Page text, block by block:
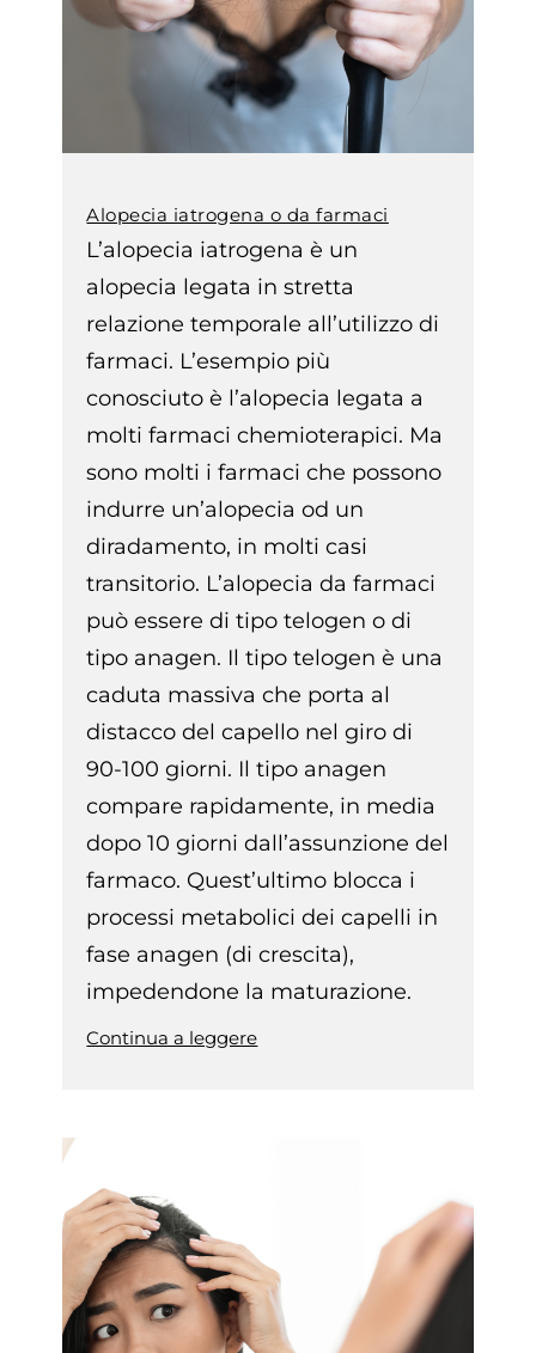
Alopecia iatrogena o da farmaci
L’alopecia iatrogena è un
alopecia legata in stretta
relazione temporale all’utilizzo di
farmaci. L’esempio più
conosciuto è l’alopecia legata a
molti farmaci chemioterapici. Ma
sono molti i farmaci che possono
indurre un’alopecia od un
diradamento, in molti casi
transitorio. L’alopecia da farmaci
può essere di tipo telogen o di
tipo anagen. Il tipo telogen è una
caduta massiva che porta al
distacco del capello nel giro di
90-100 giorni. Il tipo anagen
compare rapidamente, in media
dopo 10 giorni dall’assunzione del
farmaco. Quest’ultimo blocca i
processi metabolici dei capelli in
fase anagen (di crescita),
impedendone la maturazione.
Continua a leggere